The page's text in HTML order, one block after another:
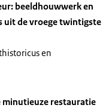
beeldhouwwerk en
uit de vroege twintigste
en
minutieuze restauratie